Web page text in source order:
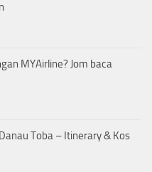
MYAirline? Jom baca
Toba – Itinerary & Kos